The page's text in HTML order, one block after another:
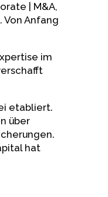
| M&A,
Von Anfang
im
etabliert.
über
hat